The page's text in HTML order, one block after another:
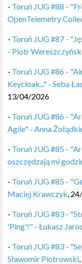
- Toruń JUG #88 -
OpenTelemetry
- Toruń JUG #87 -
- Piotr
- Toruń JUG #86 -
Keycloak..." - Seba
13/04/2026
- Toruń JUG #86 -
Agile" - Anna
- Toruń JUG #85 -
oszczędzają mi
- Toruń JUG #85 -
Maciej Krawczyk,
- Toruń JUG #83 -
'Ping'!" - Łukasz
- Toruń JUG #83 -
Sławomir Piotrowski,